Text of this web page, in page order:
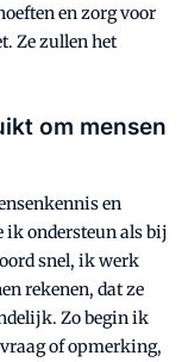
en zorg voor
Ze zullen het
om mensen
en
ik ondersteun als bij
snel, ik werk
rekenen, dat ze
Zo begin ik
of opmerking,